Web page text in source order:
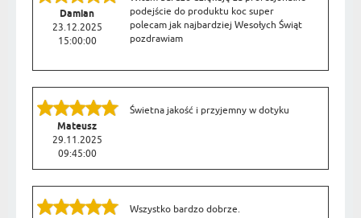
Damian
23.12.2025
15:00:00
podejście do produktu koc super
polecam jak najbardziej Wesołych Świąt
pozdrawiam
Mateusz
29.11.2025
09:45:00
Świetna jakość i przyjemny w dotyku
Wszystko bardzo dobrze.